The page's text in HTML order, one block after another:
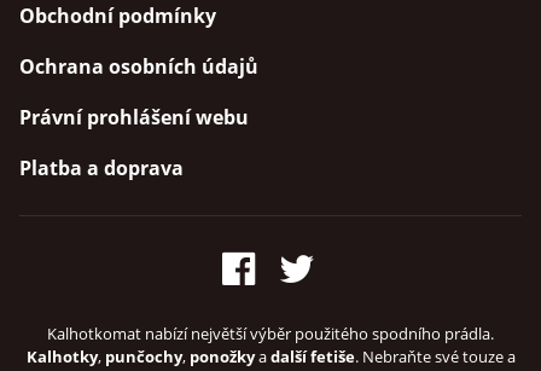
Obchodní podmínky
Ochrana osobních údajů
Právní prohlášení webu
Platba a doprava
Kalhotkomat nabízí největší výběr použitého spodního prádla.
Kalhotky, punčochy, ponožkyadalší fetiše. Nebraňte své touze a